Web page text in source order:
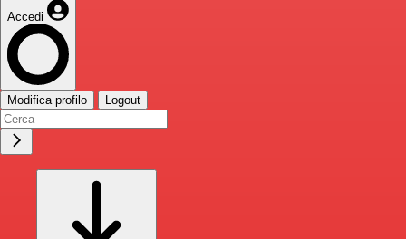
Accedi
Modifica profilo Logout